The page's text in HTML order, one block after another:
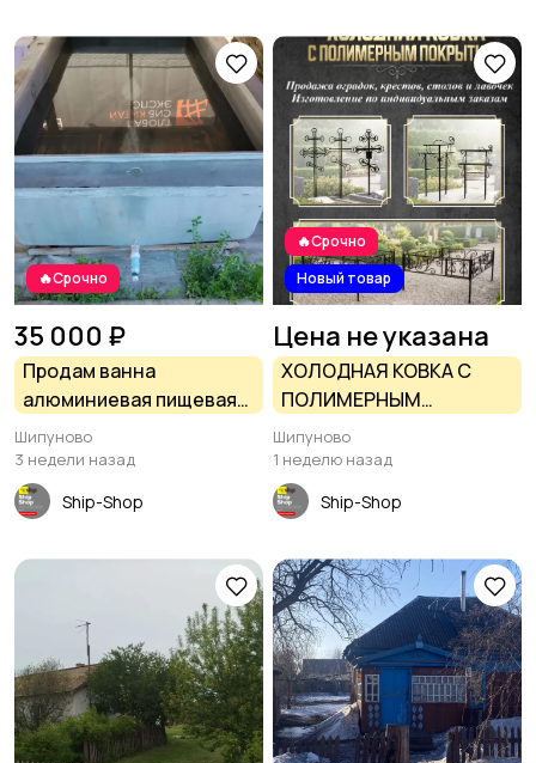
🔥Срочно
35 000 ₽
Продам ванна
алюминиевая пищевая
270*160*70 в Шипуново
Шипуново
3 недели назад
Ship-Shop
🔥Срочно
Новый товар
Цена не указана
ХОЛОДНАЯ КОВКА С
ПОЛИМЕРНЫМ
ПОКРЫТИЕМ В
ШИПУНОВО
Шипуново
1 неделю назад
Ship-Shop